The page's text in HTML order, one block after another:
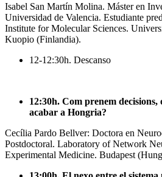
Isabel San Martín Molina. Máster en
Universidad de Valencia. Estudiante
Institute for Molecular Sciences.
Kuopio (Finlandia).
12-12:30h. Descanso
12:30h. Com prenem decisions,
acabar a Hongria?
Cecília Pardo Bellver: Doctora en
Postdoctoral. Laboratory of Network
Experimental Medicine. Budapest